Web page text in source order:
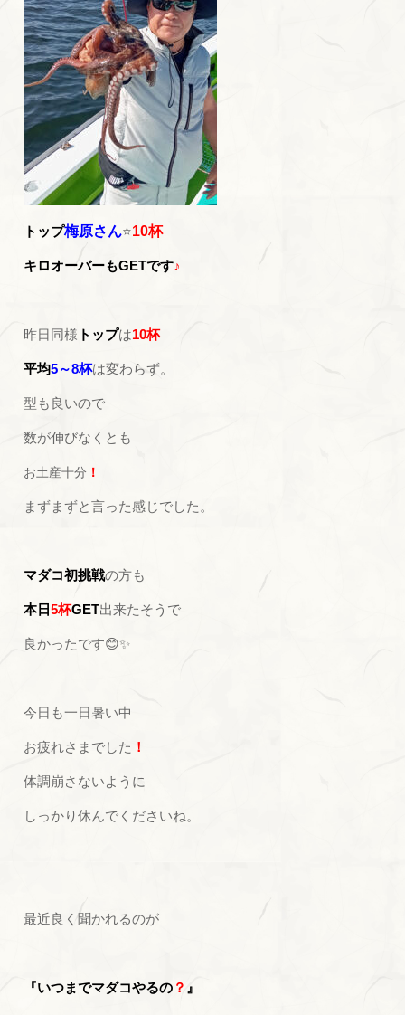
トップ梅原さん⭐10杯
キロオーバーもGETです♪
昨日同様 トップは10杯
平均5～8杯は変わらず。
型も良いので
数が伸びなくとも
お土産十分 ！
まずまずと言った感じでした。
マダコ初挑戦の方も
本日5杯GET出来たそうで
良かったです😊✨
今日も一日暑い中
お疲れさまでした ！
体調崩さないように
しっかり休んでくださいね。
最近良く聞かれるのが
『いつまでマダコやるの ？ 』